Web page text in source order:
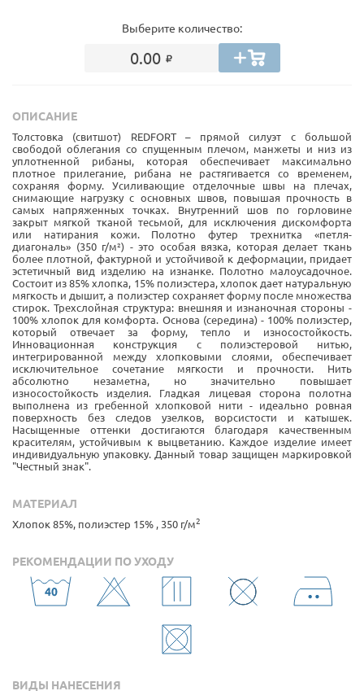
Выберите количество:
0.00
ОПИСАНИЕ
Толстовка (свитшот) REDFORT – прямой силуэт с большой
свободой облегания со спущенным плечом, манжеты и низ из
уплотненной рибаны, которая обеспечивает максимально
плотное прилегание, рибана не растягивается со временем,
сохраняя форму. Усиливающие отделочные швы на плечах,
снимающие нагрузку с основных швов, повышая прочность в
самых напряженных точках. Внутренний шов по горловине
закрыт мягкой тканой тесьмой, для исключения дискомфорта
или натирания кожи. Полотно футер трехнитка «петля-
диагональ» (350 г/м²) - это особая вязка, которая делает ткань
более плотной, фактурной и устойчивой к деформации, придает
эстетичный вид изделию на изнанке. Полотно малоусадочное.
Состоит из 85% хлопка, 15% полиэстера, хлопок дает натуральную
мягкость и дышит, а полиэстер сохраняет форму после множества
стирок. Трехслойная структура: внешняя и изнаночная стороны -
100% хлопок для комфорта. Основа (середина) - 100% полиэстер,
который отвечает за форму, тепло и износостойкость.
Инновационная конструкция с полиэстеровой нитью,
интегрированной между хлопковыми слоями, обеспечивает
исключительное сочетание мягкости и прочности. Нить
абсолютно незаметна, но значительно повышает
износостойкость изделия. Гладкая лицевая сторона полотна
выполнена из гребенной хлопковой нити - идеально ровная
поверхность без следов узелков, ворсистости и катышек.
Насыщенные оттенки достигаются благодаря качественным
красителям, устойчивым к выцветанию. Каждое изделие имеет
индивидуальную упаковку. Данный товар защищен маркировкой
"Честный знак".
МАТЕРИАЛ
Хлопок 85%, полиэстер 15% , 350 г/м2
РЕКОМЕНДАЦИИ ПО УХОДУ
ВИДЫ НАНЕСЕНИЯ